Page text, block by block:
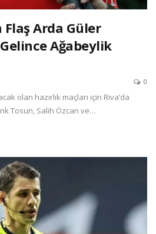
Flaş Arda Güler
Ağabeylik
0
olan hazırlık maçları için Riva’da
Tosun, Salih Özcan ve…